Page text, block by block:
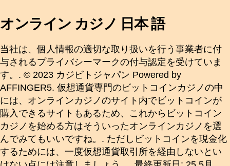
オンライン カジノ 日本 語
当社は、個人情報の適切な取り扱いを行う事業者に付
与されるプライバシーマークの付与認定を受けていま
す。. © 2023 カジビトジャパン Powered by
AFFINGER5. 仮想通貨専門のビットコインカジノの中
には、オンラインカジノのサイト内でビットコインが
購入できるサイトもあるため、これからビットコイン
カジノを始める方はそういったオンラインカジノを選
んでみてもいいですね。. ただしビットコインを現金化
するためには、一度仮想通貨取引所を経由しないとい